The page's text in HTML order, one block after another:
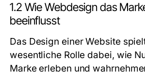
1.2 Wie Webdesign das
beeinflusst
Das Design einer Website
wesentliche Rolle dabei, wie
Marke erleben und